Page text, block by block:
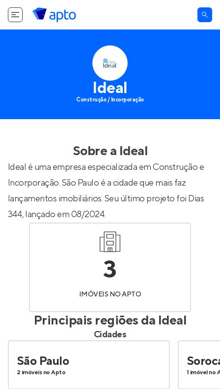
Ideal
Construção / Incorporação
Sobre a Ideal
Ideal é uma empresa especializada em Construção e
Incorporação. São Paulo é a cidade que mais faz
lançamentos imobiliários. Seu último projeto foi Dias
344, lançado em 08/2024.
3
IMÓVEIS NO APTO
Principais regiões da Ideal
Cidades
São Paulo
2 imóveis no Apto 1 imóvel no